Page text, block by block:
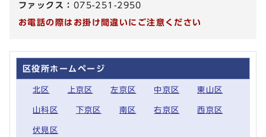
ファックス： 075-251-2950
お電話の際はお掛け間違いにご注意ください
区役所ホームページ
北区 上京区 左京区 中京区 東山区
山科区 下京区 南区 右京区 西京区
伏見区